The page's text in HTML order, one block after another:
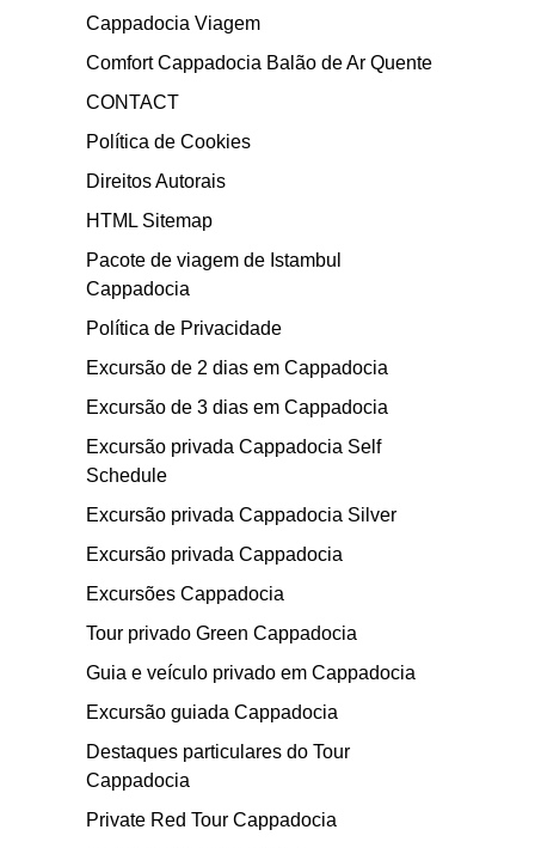
Cappadocia Viagem
Comfort Cappadocia Balão de Ar Quente
CONTACT
Política de Cookies
Direitos Autorais
HTML Sitemap
Pacote de viagem de Istambul
Cappadocia
Política de Privacidade
Excursão de 2 dias em Cappadocia
Excursão de 3 dias em Cappadocia
Excursão privada Cappadocia Self
Schedule
Excursão privada Cappadocia Silver
Excursão privada Cappadocia
Excursões Cappadocia
Tour privado Green Cappadocia
Guia e veículo privado em Cappadocia
Excursão guiada Cappadocia
Destaques particulares do Tour
Cappadocia
Private Red Tour Cappadocia